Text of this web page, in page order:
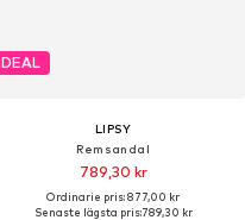
DEAL
LIPSY
Remsandal
789,30 kr
Ordinarie pris: 877,00 kr
Senaste lägsta pris:789,30 kr